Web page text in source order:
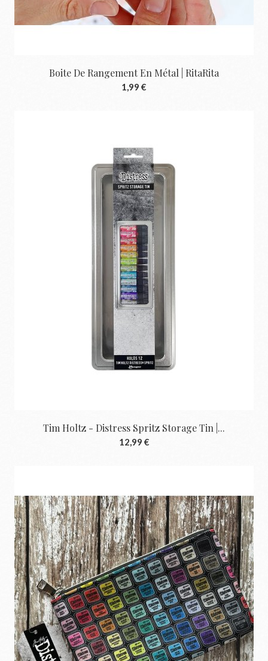
Boite De Rangement En Métal | RitaRita
1,99 €
Tim Holtz - Distress Spritz Storage Tin |...
12,99 €